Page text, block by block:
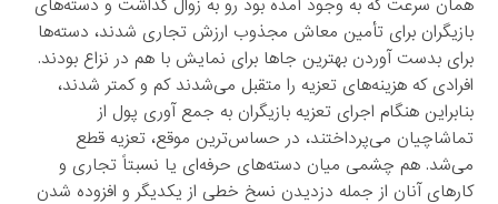
همان سرعت که به وجود آمده بود رو به زوال گذاشت و دسته‌های
بازیگران برای تأمین معاش مجذوب ارزش تجاری شدند، دسته‌ها
برای بدست آوردن بهترین جاها برای نمایش با هم در نزاع بودند.
افرادی که هزینه‌های تعزیه را متقبل می‌شدند کم و کمتر شدند،
بنابراین هنگام اجرای تعزیه بازیگران به جمع آوری پول از
تماشاچیان می‌پرداختند، در حساس‌ترین موقع، تعزیه قطع
می‌شد. هم چشمی میان دسته‌های حرفه‌ای یا نسبتاً تجاری و
کارهای آنان از جمله دزدیدن نسخ خطی از یکدیگر و افزوده شدن